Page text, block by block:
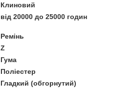
Клиновий
від 20000 до 25000 годин
Ремінь
Z
Гума
Поліестер
Гладкий (обгорнутий)